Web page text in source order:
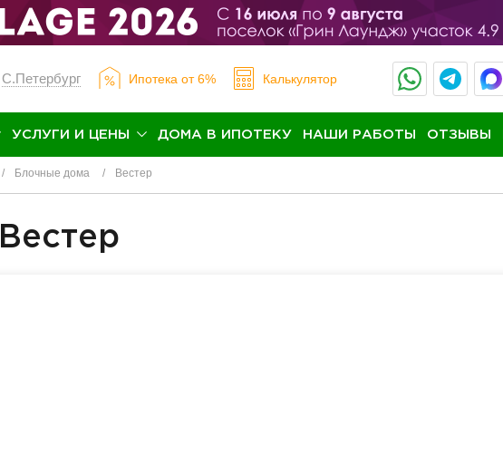
С.Петербург Ипотека от 6% Калькулятор
УСЛУГИ И ЦЕНЫ ДОМА В ИПОТЕКУ НАШИ РАБОТЫ ОТЗЫВЫ
Блочные дома Вестер